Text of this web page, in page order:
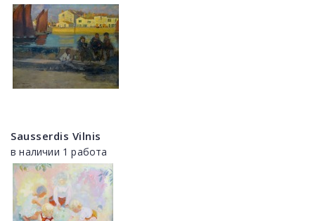
Sausserdis Vilnis
в наличии 1 работа